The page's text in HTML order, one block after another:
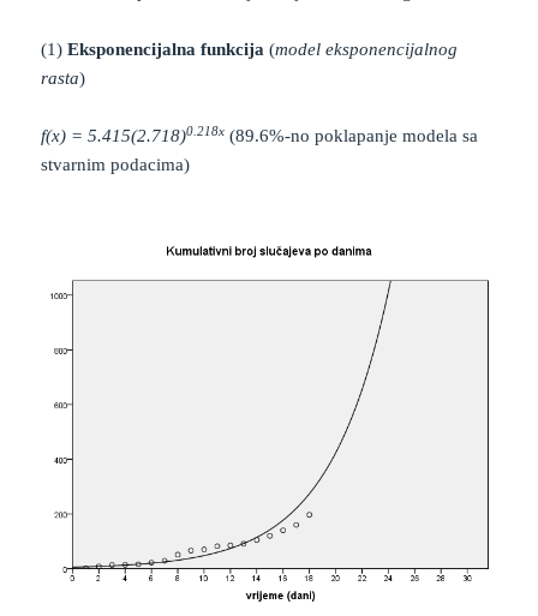
(1)Eksponencijalna funkcija (model eksponencijalnog
rasta)
f(x) = 5.415(2.718)0.218x (89.6%-no poklapanje modela sa
stvarnim podacima)